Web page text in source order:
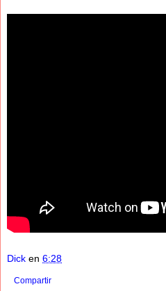
Dick en 6:28
Compartir